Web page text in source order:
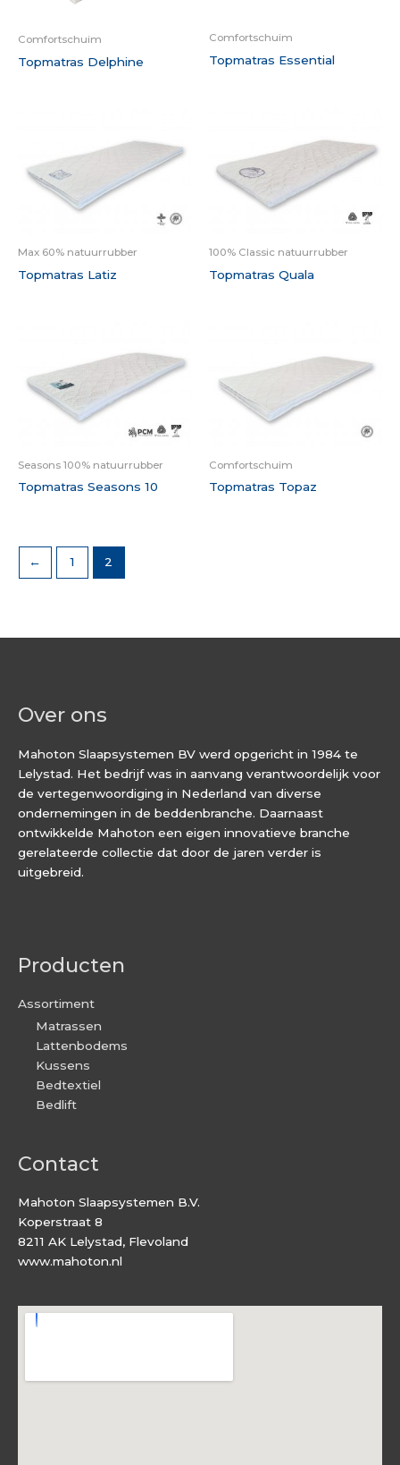
Comfortschuim
Topmatras Delphine
Comfortschuim
Topmatras Essential
Max 60% natuurrubber
Topmatras Latiz
100% Classic natuurrubber
Topmatras Quala
Seasons 100% natuurrubber
Topmatras Seasons 10
Comfortschuim
Topmatras Topaz
← 1 2
Over ons
Mahoton Slaapsystemen BV werd opgericht in 1984 te
Lelystad. Het bedrijf was in aanvang verantwoordelijk voor
de vertegenwoordiging in Nederland van diverse
ondernemingen in de beddenbranche. Daarnaast
ontwikkelde Mahoton een eigen innovatieve branche
gerelateerde collectie dat door de jaren verder is
uitgebreid.
Producten
Assortiment
Matrassen
Lattenbodems
Kussens
Bedtextiel
Bedlift
Contact
Mahoton Slaapsystemen B.V.
Koperstraat 8
8211 AK Lelystad, Flevoland
www.mahoton.nl